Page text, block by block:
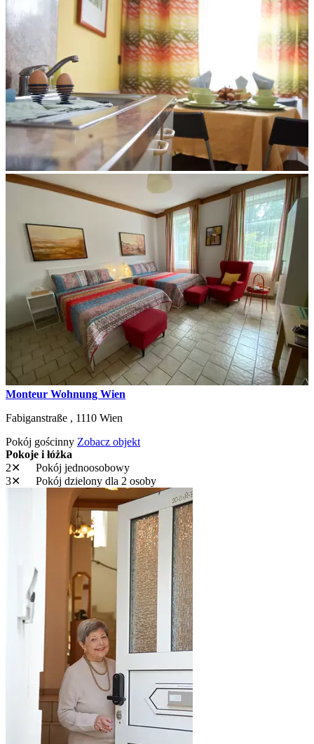
Monteur Wohnung Wien
Fabiganstraße , 1110 Wien
Pokój gościnny Zobacz objekt
Pokoje i łóżka
2✕
Pokój jednoosobowy
3✕
Pokój dzielony dla 2 osoby